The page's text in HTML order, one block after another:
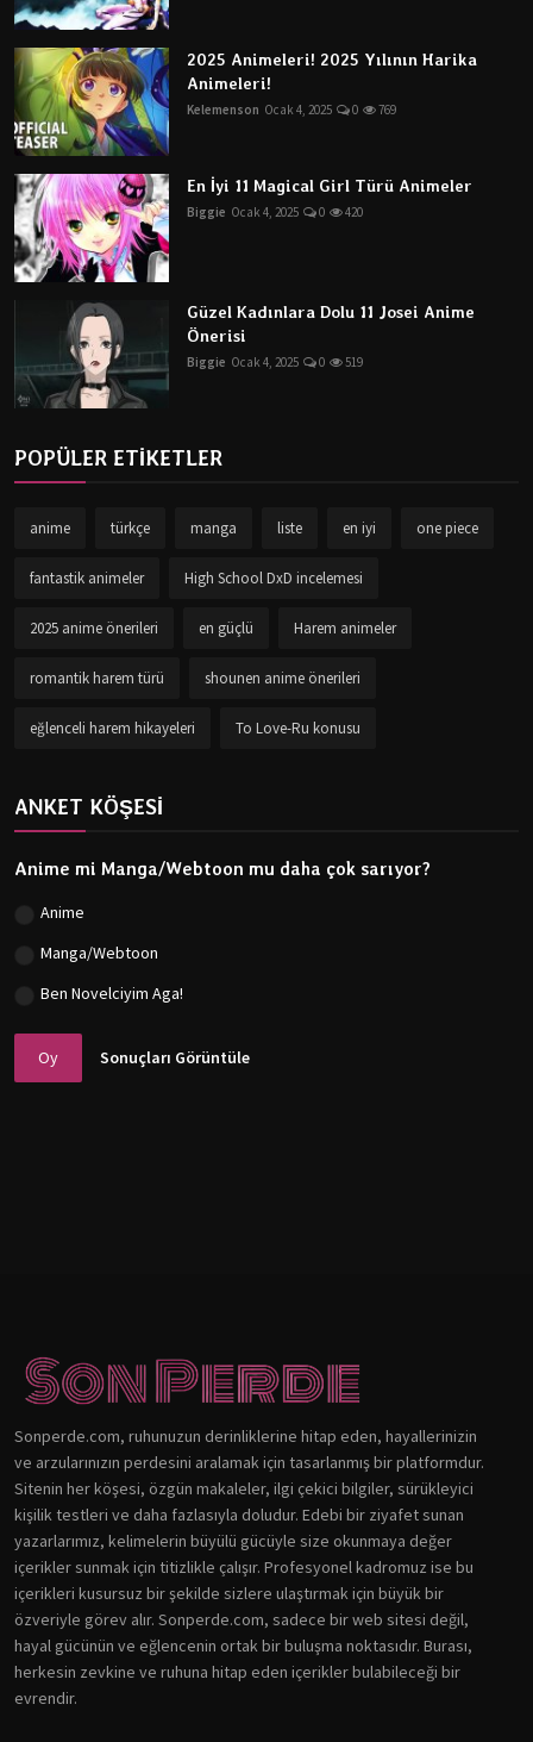
2025 Animeleri! 2025 Yılının Harika
Animeleri!
Kelemenson Ocak 4, 2025 0 769
En İyi 11 Magical Girl Türü Animeler
Biggie Ocak 4, 2025 0 420
Güzel Kadınlara Dolu 11 Josei Anime
Önerisi
Biggie Ocak 4, 2025 0 519
POPÜLER ETİKETLER
anime türkçe manga liste en iyi one piece
fantastik animeler High School DxD incelemesi
2025 anime önerileri en güçlü Harem animeler
romantik harem türü shounen anime önerileri
eğlenceli harem hikayeleri To Love-Ru konusu
ANKET KÖŞESİ
Anime mi Manga/Webtoon mu daha çok sarıyor?
Anime
Manga/Webtoon
Ben Novelciyim Aga!
Oy Sonuçları Görüntüle
Sonperde.com, ruhunuzun derinliklerine hitap eden, hayallerinizin
ve arzularınızın perdesini aralamak için tasarlanmış bir platformdur.
Sitenin her köşesi, özgün makaleler, ilgi çekici bilgiler, sürükleyici
kişilik testleri ve daha fazlasıyla doludur. Edebi bir ziyafet sunan
yazarlarımız, kelimelerin büyülü gücüyle size okunmaya değer
içerikler sunmak için titizlikle çalışır. Profesyonel kadromuz ise bu
içerikleri kusursuz bir şekilde sizlere ulaştırmak için büyük bir
özveriyle görev alır. Sonperde.com, sadece bir web sitesi değil,
hayal gücünün ve eğlencenin ortak bir buluşma noktasıdır. Burası,
herkesin zevkine ve ruhuna hitap eden içerikler bulabileceği bir
evrendir.